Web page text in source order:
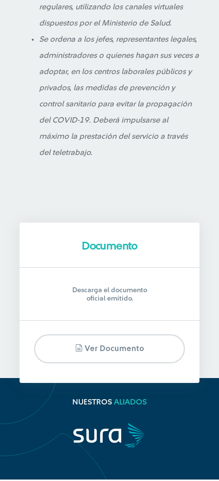
regulares, utilizando los canales virtuales
dispuestos por el Ministerio de Salud.
Se ordena a los jefes, representantes legales,
administradores o quienes hagan sus veces a
adoptar, en los centros laborales públicos y
privados, las medidas de prevención y
control sanitario para evitar la propagación
del COVID-19. Deberá impulsarse al
máximo la prestación del servicio a través
del teletrabajo.
Documento
Descarga el documento
oficial emitido.
Ver Documento
NUESTROS ALIADOS